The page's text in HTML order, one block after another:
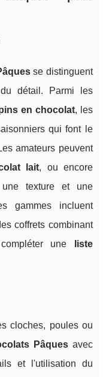
se distinguent
détail. Parmi les
en chocolat, les
qui font le
amateurs peuvent
lait, ou encore
texture et une
gammes incluent
coffrets combinant
une
liste
cloches, poules ou
Pâques avec
et l'utilisation du